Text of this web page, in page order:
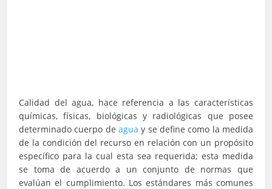
Calidad del agua, hace referencia a las características
químicas, físicas, biológicas y radiológicas que posee
determinado cuerpo deagua y se define como la medida
de la condición del recurso en relación con un propósito
específico para la cual esta sea requerida; esta medida
se toma de acuerdo a un conjunto de normas que
evalúan el cumplimiento. Los estándares más comunes